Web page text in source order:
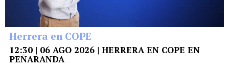
Herrera en COPE
12:30 | 06 AGO 2026 | HERRERA EN COPE EN
PEÑARANDA